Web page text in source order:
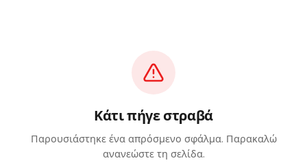
Κάτι πήγε στραβά
Παρουσιάστηκε ένα απρόσμενο σφάλμα. Παρακαλώ
ανανεώστε τη σελίδα.